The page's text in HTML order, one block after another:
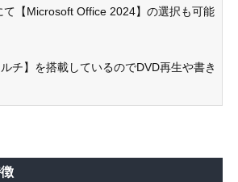
【Microsoft Office 2024】の選択も可能
チ】を搭載しているのでDVD再生や書き